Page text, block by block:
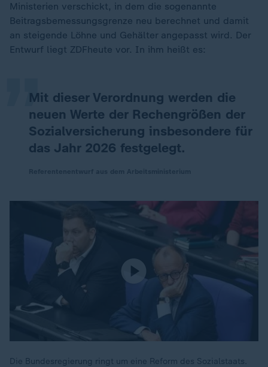
Ministerien verschickt, in dem die sogenannte
Beitragsbemessungsgrenze neu berechnet und damit
an steigende Löhne und Gehälter angepasst wird. Der
Entwurf liegt ZDFheute vor. In ihm heißt es:
Mit dieser Verordnung werden die
neuen Werte der Rechengrößen der
Sozialversicherung insbesondere für
das Jahr 2026 festgelegt.
„
Die Bundesregierung ringt um eine Reform des Sozialstaats.